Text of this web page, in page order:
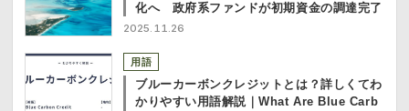
化へ 政府系ファンドが初期資金の調達完了
2025.11.26
用語
ブルーカーボンクレジットとは？詳しくてわ
かりやすい用語解説｜What Are Blue Carb